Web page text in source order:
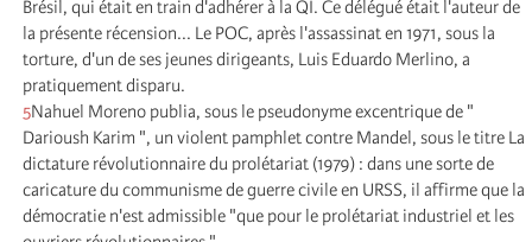
Brésil, qui était en train d'adhérer à la QI. Ce délégué était l'auteur de
la présente récension... Le POC, après l'assassinat en 1971, sous la
torture, d'un de ses jeunes dirigeants, Luis Eduardo Merlino, a
pratiquement disparu.
5Nahuel Moreno publia, sous le pseudonyme excentrique de "
Darioush Karim ", un violent pamphlet contre Mandel, sous le titre La
dictature révolutionnaire du prolétariat (1979) : dans une sorte de
caricature du communisme de guerre civile en URSS, il affirme que la
démocratie n'est admissible "que pour le prolétariat industriel et les